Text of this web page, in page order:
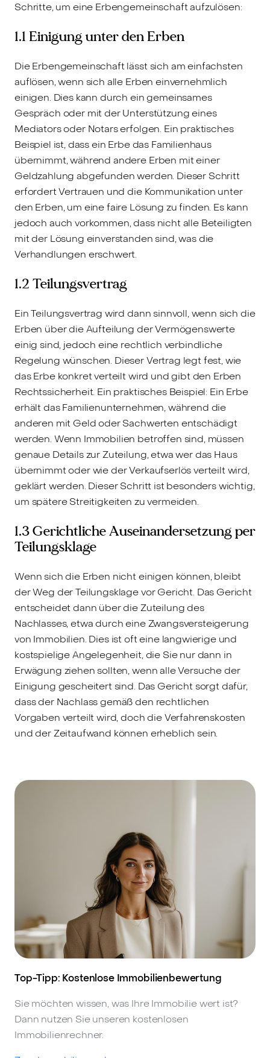
Schritte, um eine Erbengemeinschaft aufzulösen:
1.1 Einigung unter den Erben
Die Erbengemeinschaft lässt sich am einfachsten
auflösen, wenn sich alle Erben einvernehmlich
einigen. Dies kann durch ein gemeinsames
Gespräch oder mit der Unterstützung eines
Mediators oder Notars erfolgen. Ein praktisches
Beispiel ist, dass ein Erbe das Familienhaus
übernimmt, während andere Erben mit einer
Geldzahlung abgefunden werden. Dieser Schritt
erfordert Vertrauen und die Kommunikation unter
den Erben, um eine faire Lösung zu finden. Es kann
jedoch auch vorkommen, dass nicht alle Beteiligten
mit der Lösung einverstanden sind, was die
Verhandlungen erschwert.
1.2 Teilungsvertrag
Ein Teilungsvertrag wird dann sinnvoll, wenn sich die
Erben über die Aufteilung der Vermögenswerte
einig sind, jedoch eine rechtlich verbindliche
Regelung wünschen. Dieser Vertrag legt fest, wie
das Erbe konkret verteilt wird und gibt den Erben
Rechtssicherheit. Ein praktisches Beispiel: Ein Erbe
erhält das Familienunternehmen, während die
anderen mit Geld oder Sachwerten entschädigt
werden. Wenn Immobilien betroffen sind, müssen
genaue Details zur Zuteilung, etwa wer das Haus
übernimmt oder wie der Verkaufserlös verteilt wird,
geklärt werden. Dieser Schritt ist besonders wichtig,
um spätere Streitigkeiten zu vermeiden.
1.3 Gerichtliche Auseinandersetzung per
Teilungsklage
Wenn sich die Erben nicht einigen können, bleibt
der Weg der Teilungsklage vor Gericht. Das Gericht
entscheidet dann über die Zuteilung des
Nachlasses, etwa durch eine Zwangsversteigerung
von Immobilien. Dies ist oft eine langwierige und
kostspielige Angelegenheit, die Sie nur dann in
Erwägung ziehen sollten, wenn alle Versuche der
Einigung gescheitert sind. Das Gericht sorgt dafür,
dass der Nachlass gemäß den rechtlichen
Vorgaben verteilt wird, doch die Verfahrenskosten
und der Zeitaufwand können erheblich sein.
Top-Tipp: Kostenlose Immobilienbewertung
Sie möchten wissen, was Ihre Immobilie wert ist?
Dann nutzen Sie unseren kostenlosen
Immobilienrechner.